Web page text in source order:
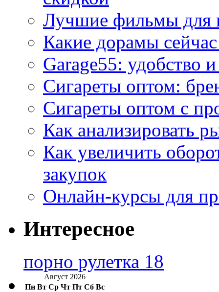
Лучшие фильмы для
Какие дорамы
Garage55: удобство
Сигареты оптом:
Сигареты оптом с
Как анализировать
Как увеличить
закупок
Онлайн-курсы для
Интересное
порно рулетка 18
Август 2026
Пн Вт Ср Чт Пт Сб Вс